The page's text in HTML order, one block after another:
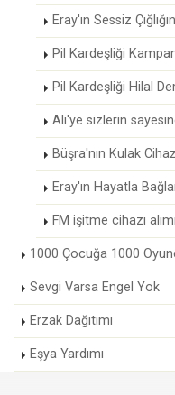
Eray'ın Sessiz
Pil Kardeşliği
Pil Kardeşliği Hilal
Ali'ye sizlerin
Büşra'nın Kulak
Eray'ın Hayatla
FM işitme cihazı alımı
1000 Çocuğa 1000
Sevgi Varsa Engel Yok
Erzak Dağıtımı
Eşya Yardımı